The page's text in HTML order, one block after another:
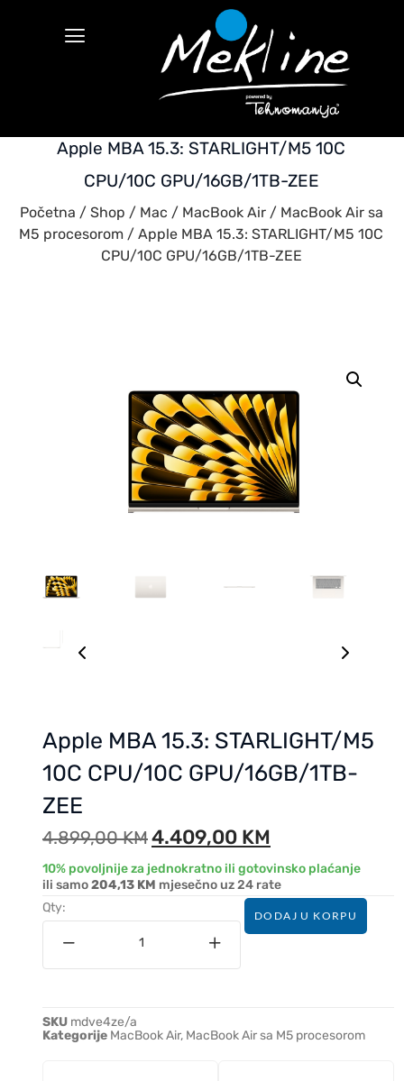
Apple MBA 15.3: STARLIGHT/M5 10C
CPU/10C GPU/16GB/1TB-ZEE
Početna / Shop / Mac / MacBook Air/ MacBook Air sa
M5 procesorom / Apple MBA 15.3: STARLIGHT/M5 10C
CPU/10C GPU/16GB/1TB-ZEE
Apple MBA 15.3: STARLIGHT/M5
10C CPU/10C GPU/16GB/1TB-
ZEE
4.899,00KM4.409,00 KM
10% povoljnije za jednokratno ili gotovinsko plaćanje
ili samo204,13 KM mjesečno uz 24 rate
Qty:
DODAJ U KORPU
SKU mdve4ze/a
Kategorije MacBook Air, MacBook Air sa M5 procesorom